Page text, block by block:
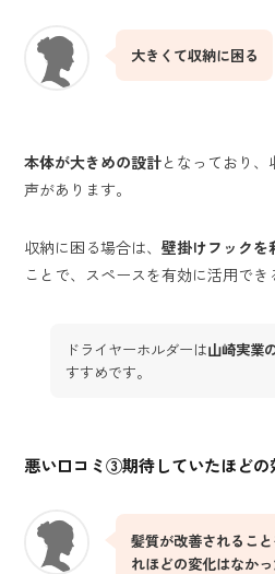
大きくて収納に困る
本体が大きめの設計となっており、
声があります。
収納に困る場合は、壁掛けフックを
ことで、スペースを有効に活用でき
ドライヤーホルダーは山崎実業
すすめです。
悪い口コミ③期待していたほどの
髪質が改善されるこ
れほどの変化はなか